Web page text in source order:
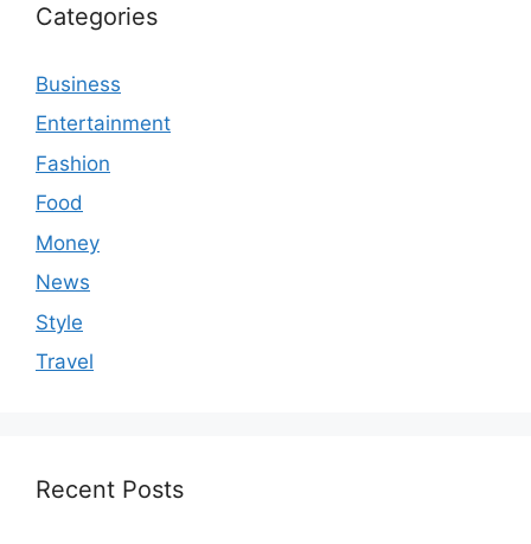
Categories
Business
Entertainment
Fashion
Food
Money
News
Style
Travel
Recent Posts